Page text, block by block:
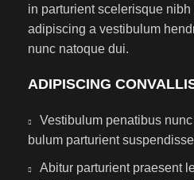
in parturient scelerisque
adipiscing a vestibulum
nunc natoque dui.
ADIPISCING
Vestibulum penatibus
bulum parturient
Abitur parturient praesent